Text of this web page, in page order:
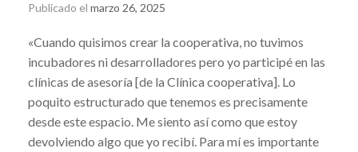
Publicado el marzo 26, 2025
«Cuando quisimos crear la cooperativa, no tuvimos
incubadores ni desarrolladores pero yo participé en las
clínicas de asesoría [de la Clínica cooperativa]. Lo
poquito estructurado que tenemos es precisamente
desde este espacio. Me siento así como que estoy
devolviendo algo que yo recibí. Para mí es importante